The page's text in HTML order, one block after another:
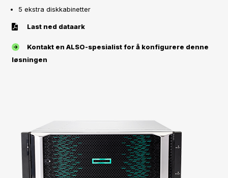
5 ekstra diskkabinetter
Last ned dataark
Kontakt en ALSO-spesialist for å konfigurere denne
løsningen